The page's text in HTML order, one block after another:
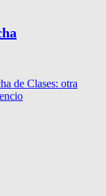
de Clases: otra